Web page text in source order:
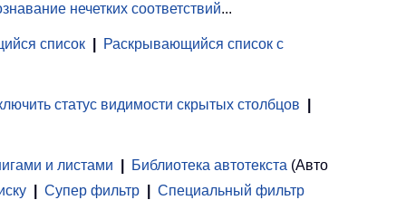
нечетких соответствий...
список Раскрывающийся список с
статус видимости скрытых столбцов
и листами Библиотека автотекста (Авто
Супер фильтр Специальный фильтр